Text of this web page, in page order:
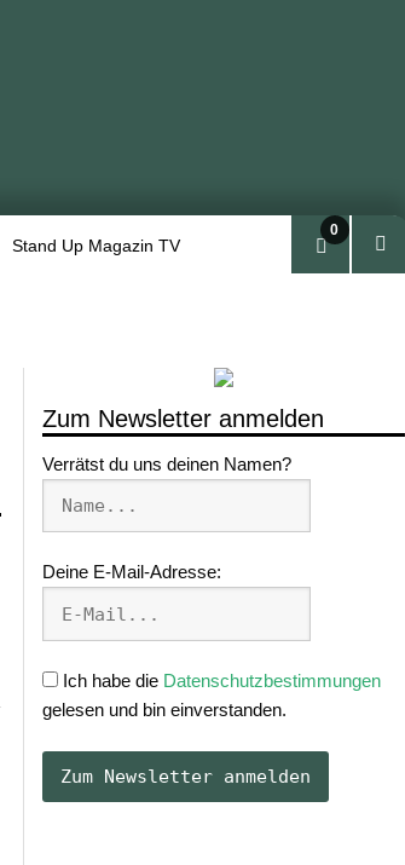
Stand Up Magazin TV
0
Zum Newsletter anmelden
Verrätst du uns deinen Namen?
Deine E-Mail-Adresse:
Ich habe die Datenschutzbestimmungen
gelesen und bin einverstanden.